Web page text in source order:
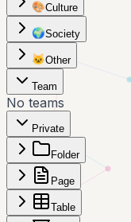
🎨Culture
🌍Society
🐱Other
Team
No teams
Private
Folder
Page
Table